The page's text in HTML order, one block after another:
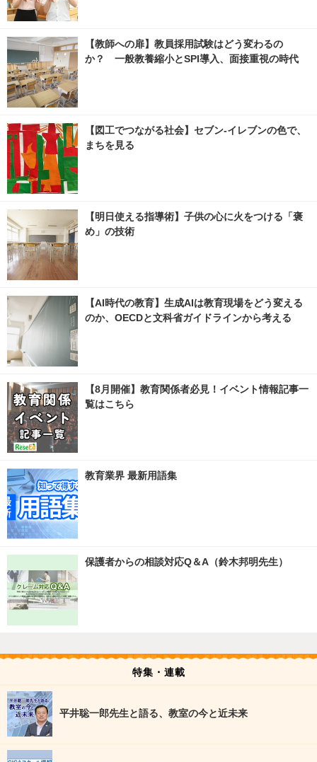
【教師への扉】教員採用試験はどう変わるの
か？ 一般教養縮小とSPI導入、面接重視の時代
【図工でつながる社会】セブン‐イレブンの色で、
まちを見る
【明日使える指導術】子供の心に火をつける「褒
め」の技術
【AI時代の教育】生成AIは教育現場をどう変える
のか、OECDと文科省ガイドラインから考える
【8月開催】教育関係者必見！イベント情報記事一
覧はこちら
教育業界 最新用語集
保護者からの相談対応Q＆A（鈴木邦明先生）
特集・連載
平井聡一郎先生と語る、教室の今と近未来